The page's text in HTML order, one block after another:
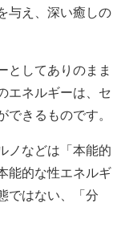
与え、深い癒しの
としてありのまま
エネルギーは、セ
できるものです。
ノなどは「本能的
能的な性エネルギ
ではない、「分